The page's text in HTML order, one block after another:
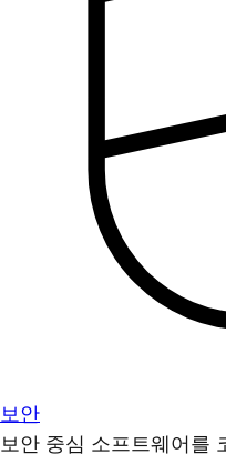
보안
보안 중심 소프트웨어를